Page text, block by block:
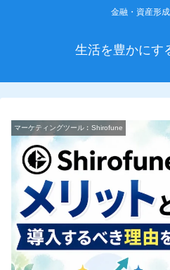
金融・資産形
生活を豊かにす
マーケティングツール︰Shirofune